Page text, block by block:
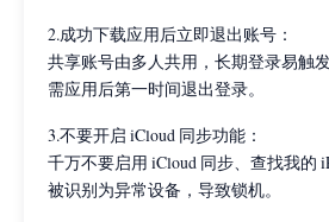
2.成功下载应用后立即退出账号：
共享账号由多人共用，长期登录易触
需应用后第一时间退出登录。
3.不要开启 iCloud 同步功能：
千万不要启用 iCloud 同步、查找我的
被识别为异常设备，导致锁机。